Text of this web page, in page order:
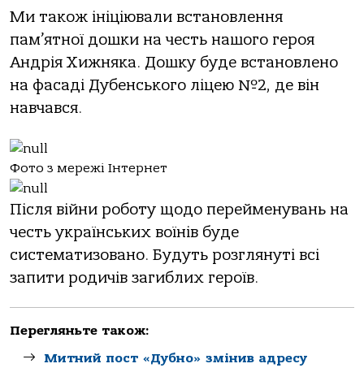
Ми також ініціювали встановлення
пам’ятної дошки на честь нашого героя
Андрія Хижняка. Дошку буде встановлено
на фасаді Дубенського ліцею №2, де він
навчався.
Фото з мережі Інтернет
Після війни роботу щодо перейменувань на
честь українських воїнів буде
систематизовано. Будуть розглянуті всі
запити родичів загиблих героїв.
Перегляньте також:
Митний пост «Дубно» змінив адресу